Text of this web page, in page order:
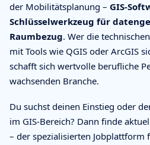
der Mobilitätsplanung – GIS-
Schlüsselwerkzeug für
Raumbezug. Wer die
mit Tools wie QGIS oder ArcGIS
schafft sich wertvolle berufliche
wachsenden Branche.
Du suchst deinen Einstieg oder
im GIS-Bereich? Dann finde
– der spezialisierten Jobplattform